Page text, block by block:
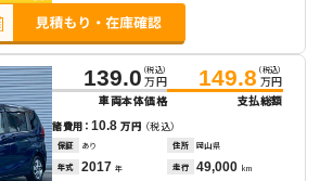
139.0 （税込）
万円
車両本体価格
149.8 （税込）
万円
支払総額
諸費用：10.8万円 （税込）
保証 あり 住所 岡山県
年式 2017 年 走行 49,000 km